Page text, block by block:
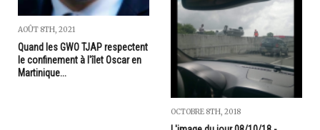
AOÛT 8TH, 2021
Quand les GWO TJAP respectent
le confinement à l'îlet Oscar en
Martinique...
OCTOBRE 8TH, 2018